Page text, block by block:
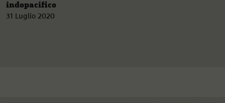
indopacifico
31 Luglio 2020